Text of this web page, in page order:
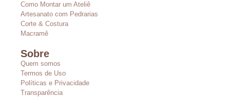
Como Montar um Ateliê
Artesanato com Pedrarias
Corte & Costura
Macramê
Sobre
Quem somos
Termos de Uso
Políticas e Privacidade
Transparência